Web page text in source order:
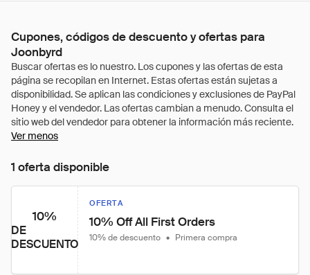
Cupones, códigos de descuento y ofertas para
Joonbyrd
Ver menos
1 oferta disponible
10%
DE
DESCUENTO
OFERTA
10% Off All First Orders
10% de descuento • Primera compra